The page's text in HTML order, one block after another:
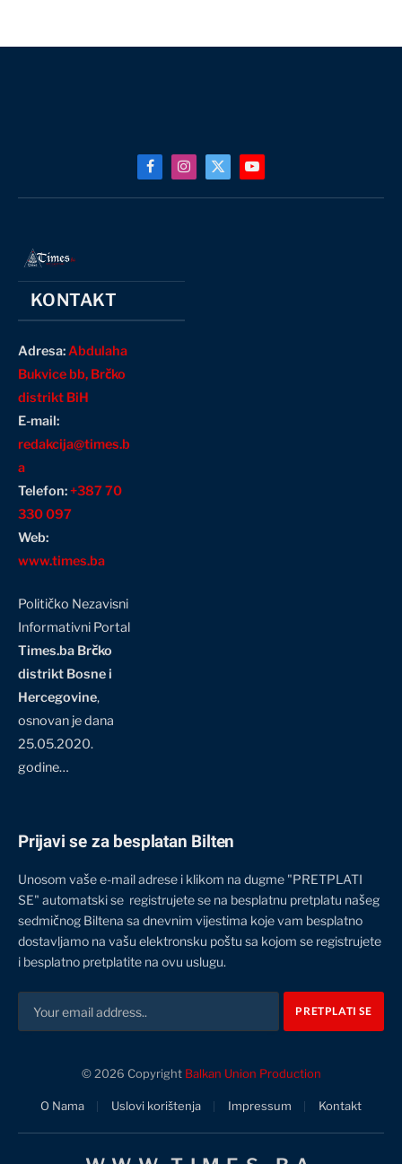
FacebookInstagram
X
YouTube
KONTAKT
Adresa:Abdulaha
Bukvice bb, Brčko
distrikt BiH
E-mail:
redakcija@times.b
a
Telefon:+387 70
330 097
Web:
www.times.ba
Političko Nezavisni
Informativni Portal
Times.ba Brčko
distrikt Bosne i
Hercegovine,
osnovan je dana
25.05.2020.
godine…
Prijavi se za besplatan Bilten
Unosom vaše e-mail adrese i klikom na dugme "PRETPLATI
SE" automatski se registrujete se na besplatnu pretplatu našeg
sedmičnog Biltena sa dnevnim vijestima koje vam besplatno
dostavljamo na vašu elektronsku poštu sa kojom se registrujete
i besplatno pretplatite na ovu uslugu.
© 2026 Copyright Balkan Union Production
O Nama Uslovi korištenja Impressum Kontakt